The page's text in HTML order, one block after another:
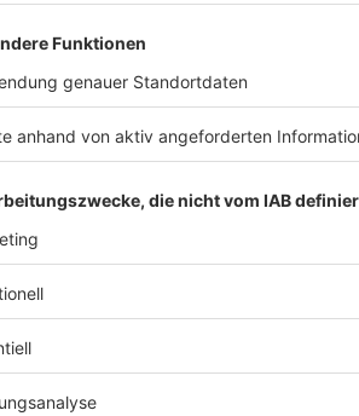
feiern das Menschsein in
leben, die sich manchmal
Anzeige